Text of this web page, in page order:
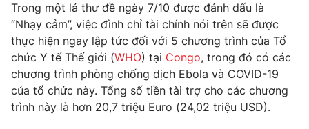
Góc doanh nghiệp
Truyền hình
Phim VTV
Hậu trường
Nhân vật
Giải trí
Điện ảnh
Âm nhạc
Đời sống
Trong một lá thư đề ngày 7/10 được đánh dấu là
“Nhạy cảm”, việc đình chỉ tài chính nói trên sẽ được
thực hiện ngay lập tức đối với 5 chương trình của Tổ
chức Y tế Thế giới (WHO) tại Congo, trong đó có các
chương trình phòng chống dịch Ebola và COVID-19
của tổ chức này. Tổng số tiền tài trợ cho các chương
trình này là hơn 20,7 triệu Euro (24,02 triệu USD).